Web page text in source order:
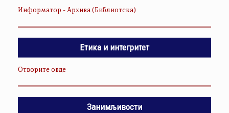
Информатор - Архива (Библиотека)
Етика и интегритет
Отворите овде
Занимљивости